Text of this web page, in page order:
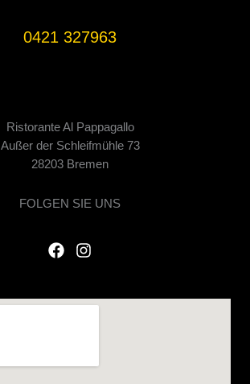
0421 327963
Ristorante Al Pappagallo
Außer der Schleifmühle 73
28203 Bremen
FOLGEN SIE UNS